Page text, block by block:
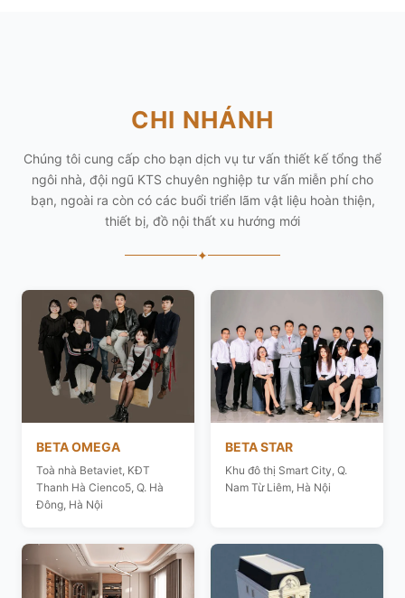
CHI NHÁNH
Chúng tôi cung cấp cho bạn dịch vụ tư vấn thiết kế tổng thể
ngôi nhà, đội ngũ KTS chuyên nghiệp tư vấn miễn phí cho
bạn, ngoài ra còn có các buổi triển lãm vật liệu hoàn thiện,
thiết bị, đồ nội thất xu hướng mới
✦
BETA OMEGA
Toà nhà Betaviet, KĐT
Thanh Hà Cienco5, Q. Hà
Đông, Hà Nội
BETA STAR
Khu đô thị Smart City, Q.
Nam Từ Liêm, Hà Nội